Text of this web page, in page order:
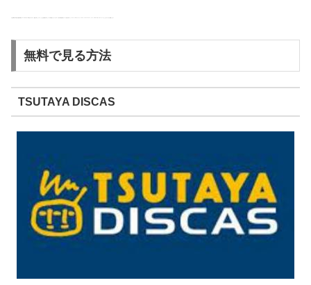
無料で見る方法
TSUTAYA DISCAS